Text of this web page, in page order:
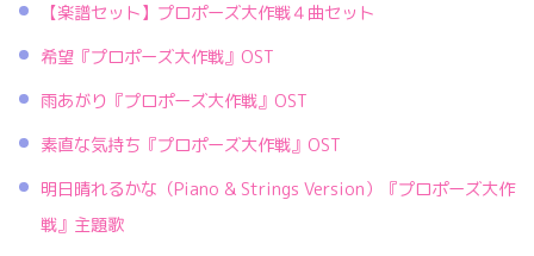
【楽譜セット】プロポーズ大作戦４曲セット
希望『プロポーズ大作戦』OST
雨あがり『プロポーズ大作戦』OST
素直な気持ち『プロポーズ大作戦』OST
明日晴れるかな（Piano & Strings Version）『プロポーズ大作
戦』主題歌